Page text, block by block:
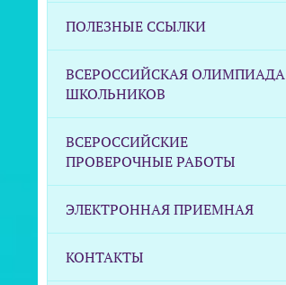
ПОЛЕЗНЫЕ ССЫЛКИ
ВСЕРОССИЙСКАЯ ОЛИМПИАДА
ШКОЛЬНИКОВ
ВСЕРОССИЙСКИЕ
ПРОВЕРОЧНЫЕ РАБОТЫ
ЭЛЕКТРОННАЯ ПРИЕМНАЯ
КОНТАКТЫ